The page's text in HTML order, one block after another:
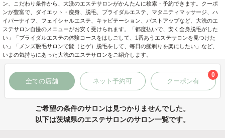
ン、こだわり条件から、大洗のエステサロンがかんたんに検索・予約できます。クーポ
ンが豊富で、ダイエット・痩身、脱毛、ブライダルエステ、マタニティマッサージ、ハ
イパーナイフ、フェイシャルエステ、キャビテーション、バストアップなど、大洗のエ
ステサロン自慢のメニューがお安く受けられます。「都度払いで、安く全身脱毛がした
い」「ブライダルエステの体験コースをはしごして、1番あうエステサロンを見つけた
い」「メンズ脱毛サロンで髭（ヒゲ）脱毛をして、毎日の髭剃りを楽にしたい」など、
いまの気持ちにあった大洗のエステサロンをご紹介します。
全ての店舗 ネット予約可 クーポン有
0
ご希望の条件のサロンは見つかりませんでした。
以下は茨城県のエステサロンのサロン一覧です。